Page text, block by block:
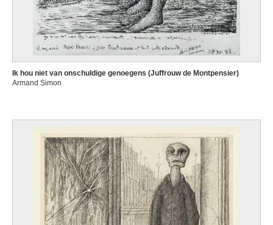
Ik hou niet van onschuldige genoegens (Juffrouw de Montpensier)
Armand Simon